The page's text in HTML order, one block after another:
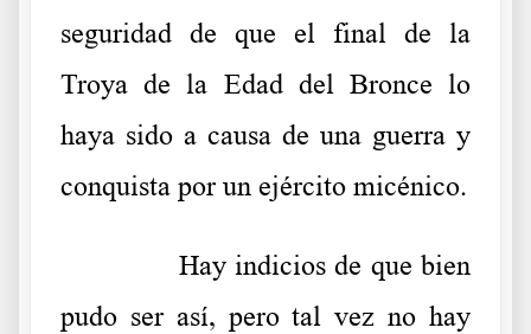
seguridad de que el final de la
Troya de la Edad del Bronce lo
haya sido a causa de una guerra y
conquista por un ejército micénico.
Hay indicios de que bien
pudo ser así, pero tal vez no hay